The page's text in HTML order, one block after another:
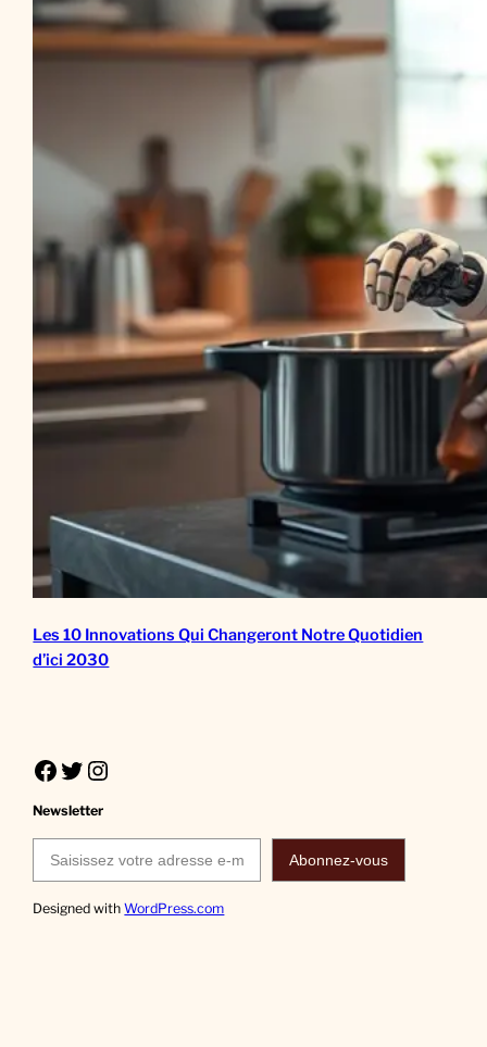
Les 10 Innovations Qui Changeront Notre Quotidien
d’ici 2030
Facebook Twitter Instagram
Newsletter
Saisissez votre adresse e-mail…
Abonnez-vous
Designed withWordPress.com